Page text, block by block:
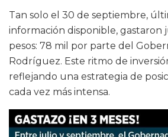
Tan solo el 30 de septiembre,
información disponible, gastaron
pesos: 78 mil por parte del
Rodríguez. Este ritmo de
reflejando una estrategia de
cada vez más intensa.